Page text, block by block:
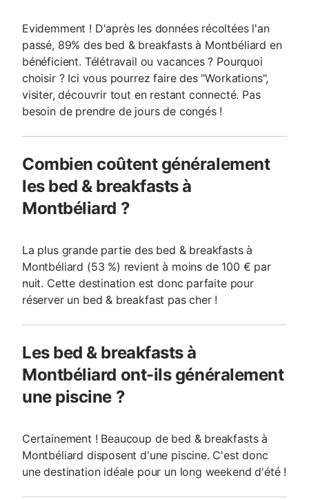
Evidemment ! D'après les données récoltées l'an
passé, 89% des bed & breakfasts à Montbéliard en
bénéficient. Télétravail ou vacances ? Pourquoi
choisir ? Ici vous pourrez faire des "Workations",
visiter, découvrir tout en restant connecté. Pas
besoin de prendre de jours de congés !
Combien coûtent généralement
les bed & breakfasts à
Montbéliard ?
La plus grande partie des bed & breakfasts à
Montbéliard (53 %) revient à moins de 100 € par
nuit. Cette destination est donc parfaite pour
réserver un bed & breakfast pas cher !
Les bed & breakfasts à
Montbéliard ont-ils généralement
une piscine ?
Certainement ! Beaucoup de bed & breakfasts à
Montbéliard disposent d'une piscine. C'est donc
une destination idéale pour un long weekend d'été !